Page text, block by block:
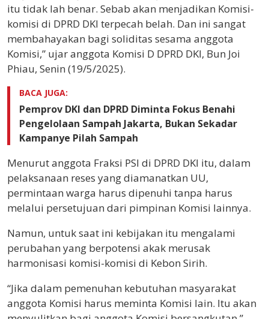
itu tidak lah benar. Sebab akan menjadikan Komisi-
komisi di DPRD DKI terpecah belah. Dan ini sangat
membahayakan bagi soliditas sesama anggota
Komisi,” ujar anggota Komisi D DPRD DKI, Bun Joi
Phiau, Senin (19/5/2025).
BACA JUGA:
Pemprov DKI dan DPRD Diminta Fokus Benahi
Pengelolaan Sampah Jakarta, Bukan Sekadar
Kampanye Pilah Sampah
Menurut anggota Fraksi PSI di DPRD DKI itu, dalam
pelaksanaan reses yang diamanatkan UU,
permintaan warga harus dipenuhi tanpa harus
melalui persetujuan dari pimpinan Komisi lainnya.
Namun, untuk saat ini kebijakan itu mengalami
perubahan yang berpotensi akak merusak
harmonisasi komisi-komisi di Kebon Sirih.
“Jika dalam pemenuhan kebutuhan masyarakat
anggota Komisi harus meminta Komisi lain. Itu akan